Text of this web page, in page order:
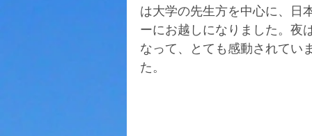
は大学の先生方を中心に、日
ーにお越しになりました。夜
なって、とても感動されてい
た。